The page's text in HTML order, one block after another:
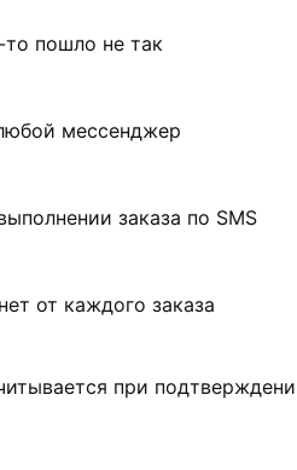
пошло не так
мессенджер
заказа по SMS
от каждого заказа
при